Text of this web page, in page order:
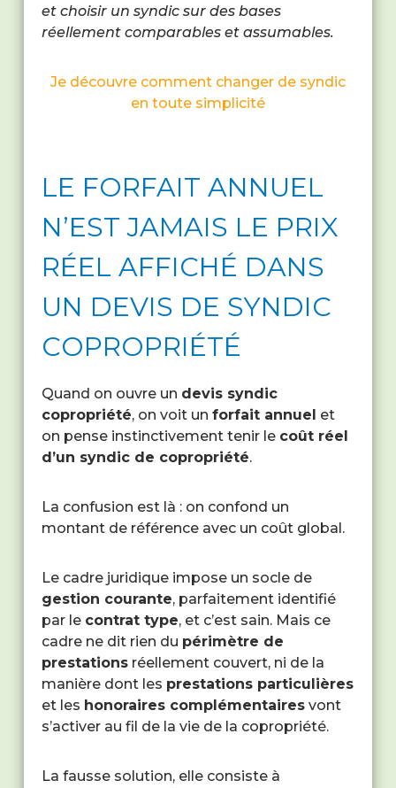
et choisir un syndic sur des bases
réellement comparables et assumables.
Je découvre comment changer de syndic
en toute simplicité
LE FORFAIT ANNUEL
N’EST JAMAIS LE PRIX
RÉEL AFFICHÉ DANS
UN DEVIS DE SYNDIC
COPROPRIÉTÉ
Quand on ouvre un devis syndic
copropriété, on voit un forfait annuel et
on pense instinctivement tenir le coût réel
d’un syndic de copropriété.
La confusion est là : on confond un
montant de référence avec un coût global.
Le cadre juridique impose un socle de
gestion courante, parfaitement identifié
par le contrat type, et c’est sain. Mais ce
cadre ne dit rien du périmètre de
prestationsréellement couvert, ni de la
manière dont les prestations particulières
et les honoraires complémentairesvont
s’activer au fil de la vie de la copropriété.
La fausse solution, elle consiste à